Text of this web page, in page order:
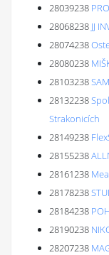
28039238
28068238 JJ
28074238
28080238
28103238
28132238
Strakonicích
28149238
28155238
28161238
28178238
28184238
28190238
28207238